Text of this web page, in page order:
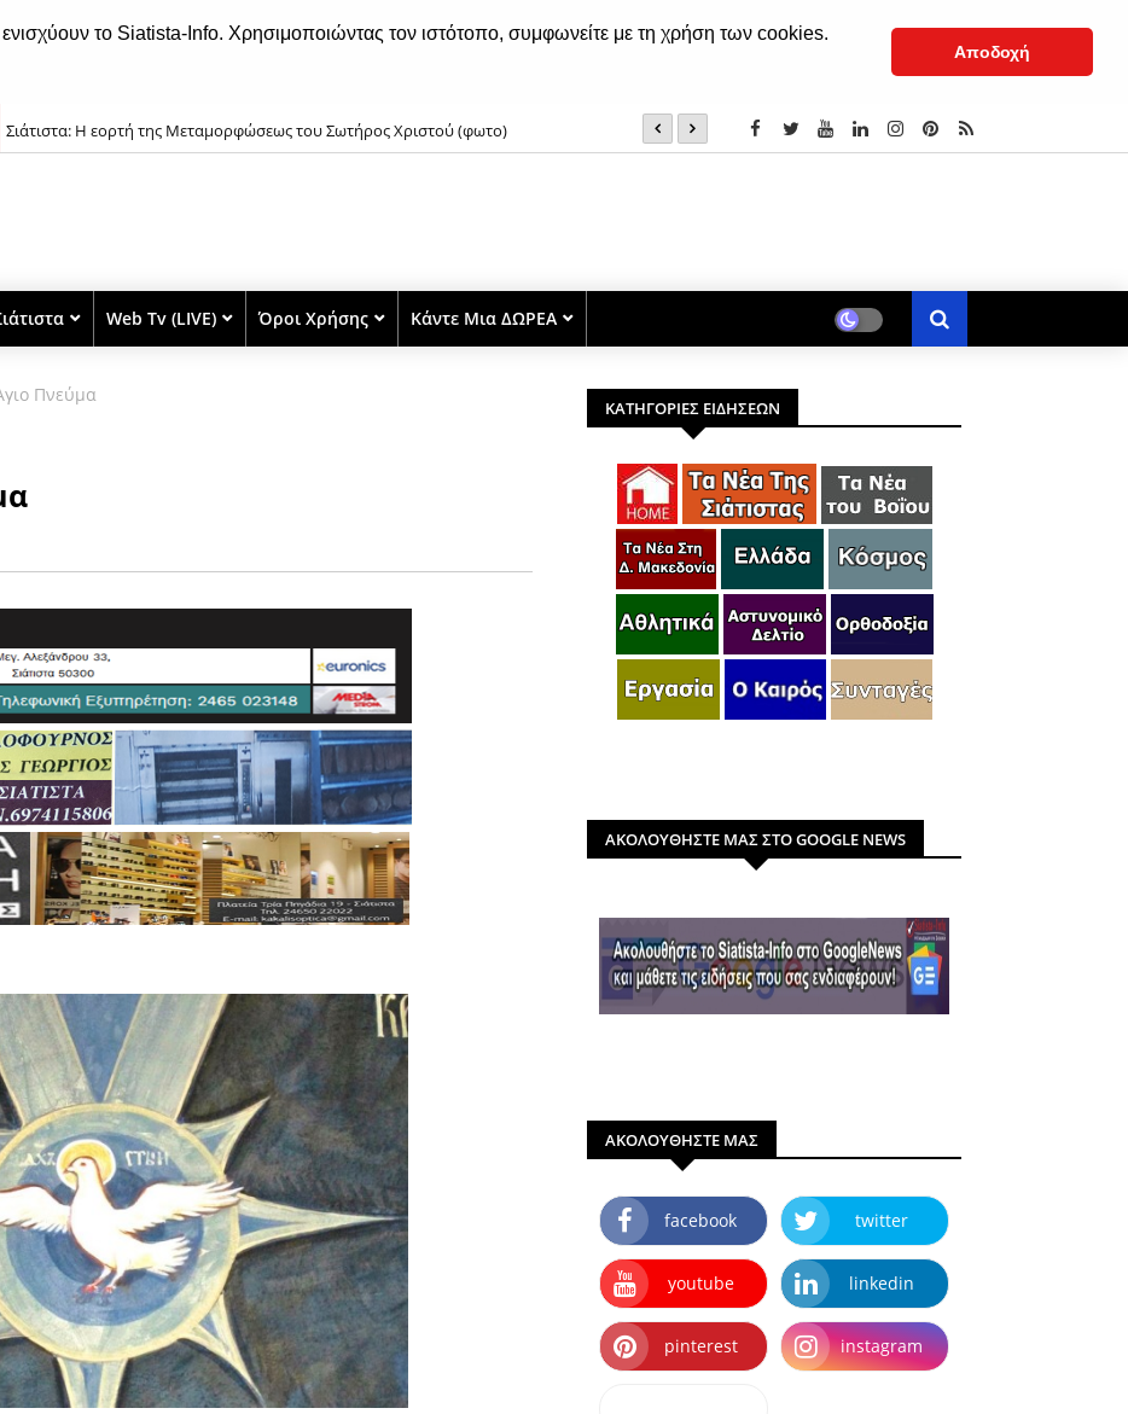
το Siatista-Info. Χρησιμοποιώντας τον ιστότοπο, συμφωνείτε με τη χρήση των cookies.
Αποδοχή
Σιάτιστα: Η εορτή της Μεταμορφώσεως του Σωτήρος Χριστού (φωτο) (†) Σιατίστης Παύλος: «Εμείς το μάθημα το ξέρουμε,
Web Tv (LIVE) Όροι Χρήσης Κάντε Μια ΔΩΡΕΑ
Πνεύμα
ΚΑΤΗΓΟΡΙΕΣ ΕΙΔΗΣΕΩΝ
ΑΚΟΛΟΥΘΗΣΤΕ ΜΑΣ ΣΤΟ GOOGLE NEWS
ΑΚΟΛΟΥΘΗΣΤΕ ΜΑΣ
facebook twitter
youtube linkedin
pinterest instagram